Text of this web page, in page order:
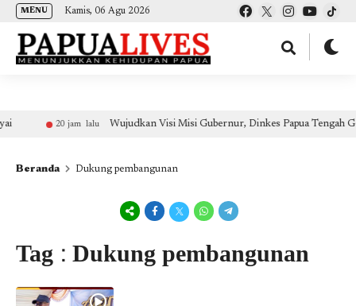
(self.SWG_BASIC = self.SWG_BASIC || []).push( basicSubscriptions => {
basicSubscriptions.init({ type: "NewsArticle", isPartOfType: ["Product"], isPartOfProductId:
MENU Kamis, 06 Agu 2026
lalu Wujudkan Visi Misi Gubernur, Dinkes Papua Tengah Gelar OJT
Beranda Dukung pembangunan
Tag : Dukung pembangunan